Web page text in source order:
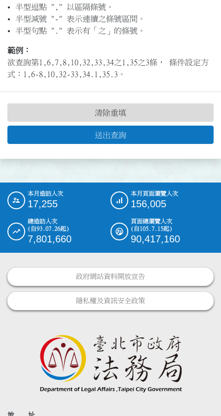
半型逗點 "," 以區隔條號。
半型減號 "-" 表示連續之條號區間。
半型句點 "." 表示有「之」的條號。
範例：
欲查詢第1,6,7,8,10,32,33,34之1,35之3條， 條件設定方
式：1,6-8,10,32-33,34.1,35.3。
送出查詢
清除重填
::: 本月造訪人次
17,255
本月頁面瀏覽人次
156,005
總造訪人次
(自93.07.26起)
7,801,660
頁面總瀏覽人次
(自105.7.15起)
90,417,160
政府網站資料開放宣告
隱私權及資訊安全政策